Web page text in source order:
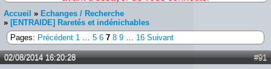
Accueil » Echanges / Recherche
» [ENTRAIDE] Raretés et indénichables
Pages: Précédent 1 … 5 6 7 8 9 … 16 Suivant
#91
02/08/2014 16:20:28